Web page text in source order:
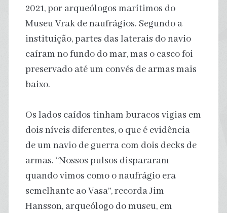
2021, por arqueólogos marítimos do
Museu Vrak de naufrágios. Segundo a
instituição, partes das laterais do navio
caíram no fundo do mar, mas o casco foi
preservado até um convés de armas mais
baixo.
Os lados caídos tinham buracos vigias em
dois níveis diferentes, o que é evidência
de um navio de guerra com dois decks de
armas. “Nossos pulsos dispararam
quando vimos como o naufrágio era
semelhante ao Vasa”, recorda Jim
Hansson, arqueólogo do museu, em